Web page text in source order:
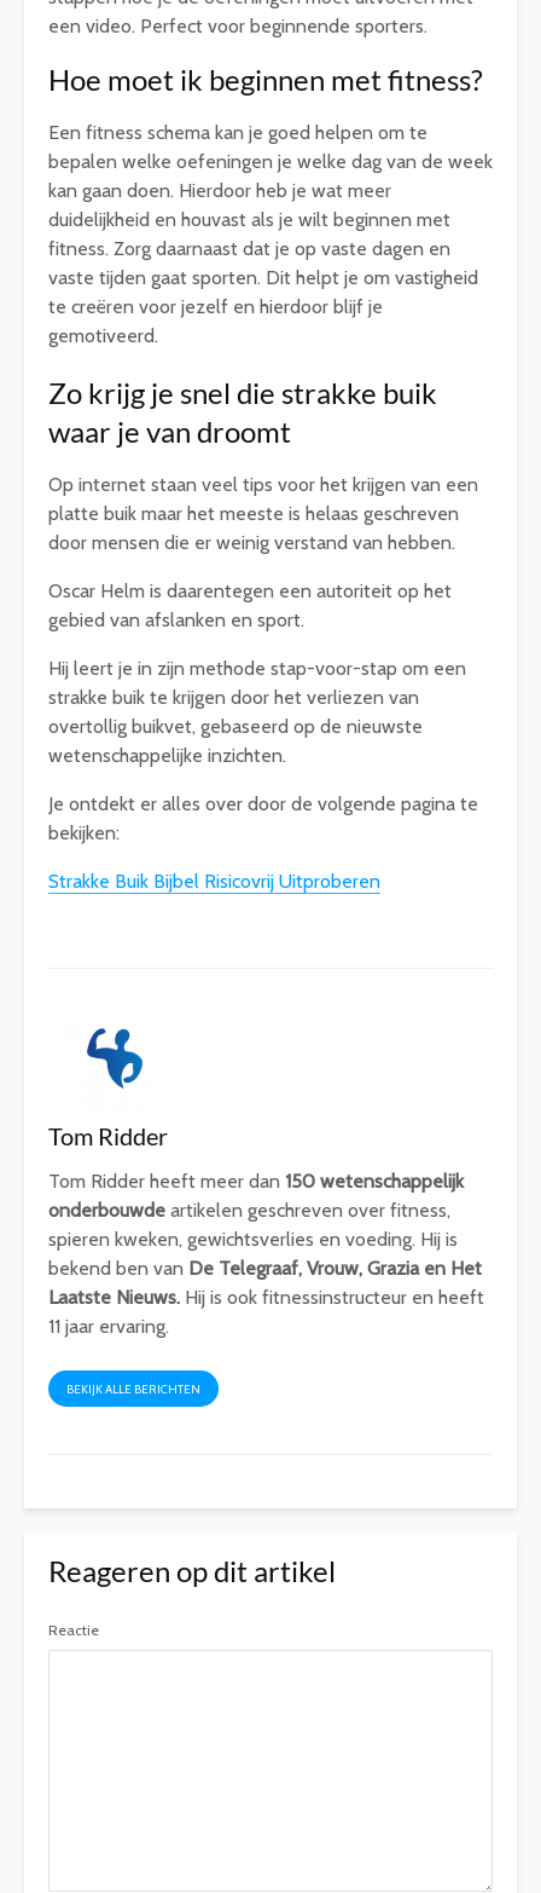
een video. Perfect voor beginnende sporters.
Hoe moet ik beginnen met fitness?
Een fitness schema kan je goed helpen om te
bepalen welke oefeningen je welke dag van de week
kan gaan doen. Hierdoor heb je wat meer
duidelijkheid en houvast als je wilt beginnen met
fitness. Zorg daarnaast dat je op vaste dagen en
vaste tijden gaat sporten. Dit helpt je om vastigheid
te creëren voor jezelf en hierdoor blijf je
gemotiveerd.
Zo krijg je snel die strakke buik
waar je van droomt
Op internet staan veel tips voor het krijgen van een
platte buik maar het meeste is helaas geschreven
door mensen die er weinig verstand van hebben.
Oscar Helm is daarentegen een autoriteit op het
gebied van afslanken en sport.
Hij leert je in zijn methode stap-voor-stap om een
strakke buik te krijgen door het verliezen van
overtollig buikvet, gebaseerd op de nieuwste
wetenschappelijke inzichten.
Je ontdekt er alles over door de volgende pagina te
bekijken:
Strakke Buik Bijbel Risicovrij Uitproberen
Tom Ridder
Tom Ridder heeft meer dan 150 wetenschappelijk
onderbouwde artikelen geschreven over fitness,
spieren kweken, gewichtsverlies en voeding. Hij is
bekend ben van De Telegraaf, Vrouw, Grazia en Het
Laatste Nieuws. Hij is ook fitnessinstructeur en heeft
11 jaar ervaring.
BEKIJK ALLE BERICHTEN
Reageren op dit artikel
Reactie